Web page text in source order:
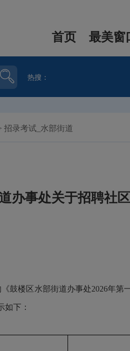
首页 最美窗
热搜：
招录考试_水部街道
办事处关于招聘社
鼓楼区水部街道办事处2026年第
如下：